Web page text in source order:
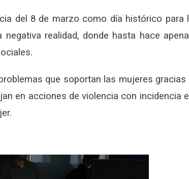
del 8 de marzo como día histórico para
realidad, donde hasta hace
que soportan las mujeres gracias
en acciones de violencia con incidencia